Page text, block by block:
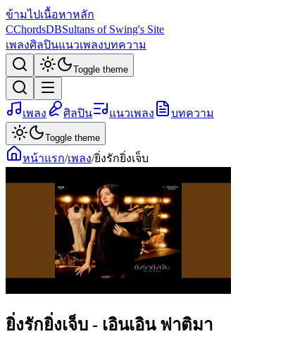
ข้ามไปเนื้อหาหลัก
CChordsDBSultans of Swing's Site
เพลงศิลปินแนวเพลงบทความ
Toggle theme
เพลง ศิลปิน แนวเพลง บทความ
Toggle theme
หน้าแรก/เพลง/ยิ่งรักยิ่งเจ็บ
ยิ่งรักยิ่งเจ็บ - เอินเอิน ฟาติมา